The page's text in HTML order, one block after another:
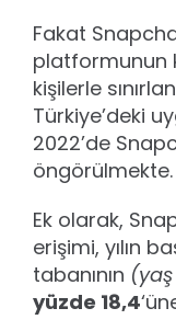
Fakat
platformunun
kişilerle
Türkiye’deki
2022’de
öngörülmekte.
Ek olarak,
erişimi, yılın
tabanının (yaş
yüzde 18,4